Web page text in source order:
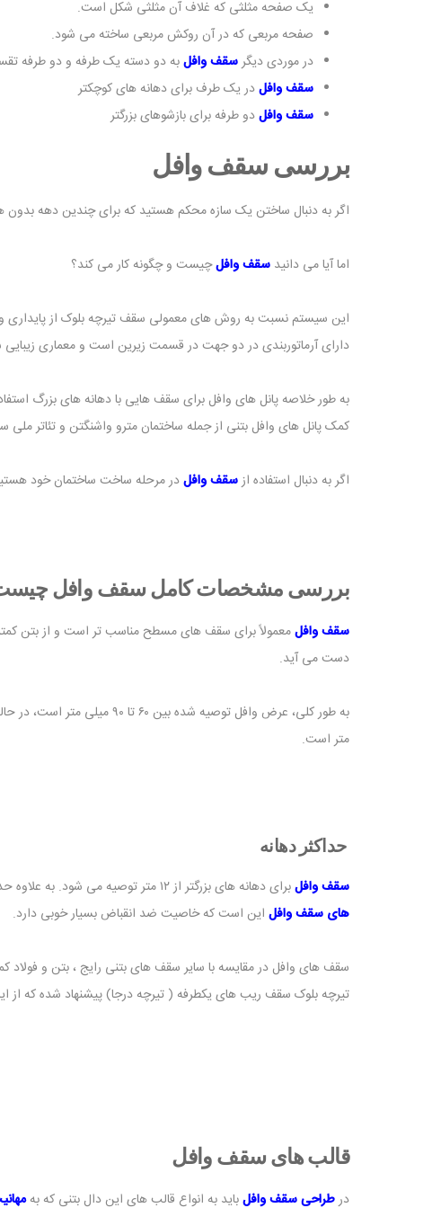
یک صفحه مثلثی که غلاف آن مثلثی شکل است.
صفحه مربعی که در آن روکش مربعی ساخته می شود.
در موردی دیگرسقف وافلبه دو دسته یک طرفه و دو طرفه
سقف وافلدر یک طرف برای دهانه های کوچکتر
سقف وافلدو طرفه برای بازشوهای بزرگتر
بررسی سقف وافل
اگر به دنبال ساختن یک سازه محکم هستید که برای چندین دهه بدون
اما آیا می دانید سقف وافلچیست و چگونه کار می کند؟
این سیستم نسبت به روش های معمولی سقف تیرچه بلوک از پایداری
دارای آرماتوربندی در دو جهت در قسمت زیرین است و معماری
به طور خلاصه پانل های وافل برای سقف هایی با دهانه های بزرگ
کمک پانل های وافل بتنی از جمله ساختمان مترو واشنگتن و تئاتر
اگر به دنبال استفاده ازسقف وافلدر مرحله ساخت ساختمان خود
بررسی مشخصات کامل سقف وافل
سقف وافلمعمولاً برای سقف های مسطح مناسب تر است و از بتن
دست می آید.
متر است.
حداکثر دهانه
سقف وافلبرای دهانه های بزرگتر از ۱۲ متر توصیه می شود. به علاوه حداکثر طول سقف وافل ۱۶ الی۱۵ متر است و در ادامه این طول، پنل های وافل پیش ساخته ترجیح داده می شود. یکی از مهمترین
های سقف وافل این است که خاصیت ضد انقباض بسیار خوبی دارد.
تیرچه بلوک سقف ریب های یکطرفه ( تیرچه درجا) پیشنهاد شده که از
قالب های سقف وافل
درطراحی سقف وافلباید به انواع قالب های این دال بتنی که به